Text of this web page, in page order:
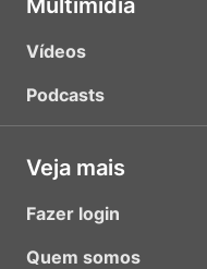
Multimídia
Vídeos
Podcasts
Veja mais
Fazer login
Quem somos